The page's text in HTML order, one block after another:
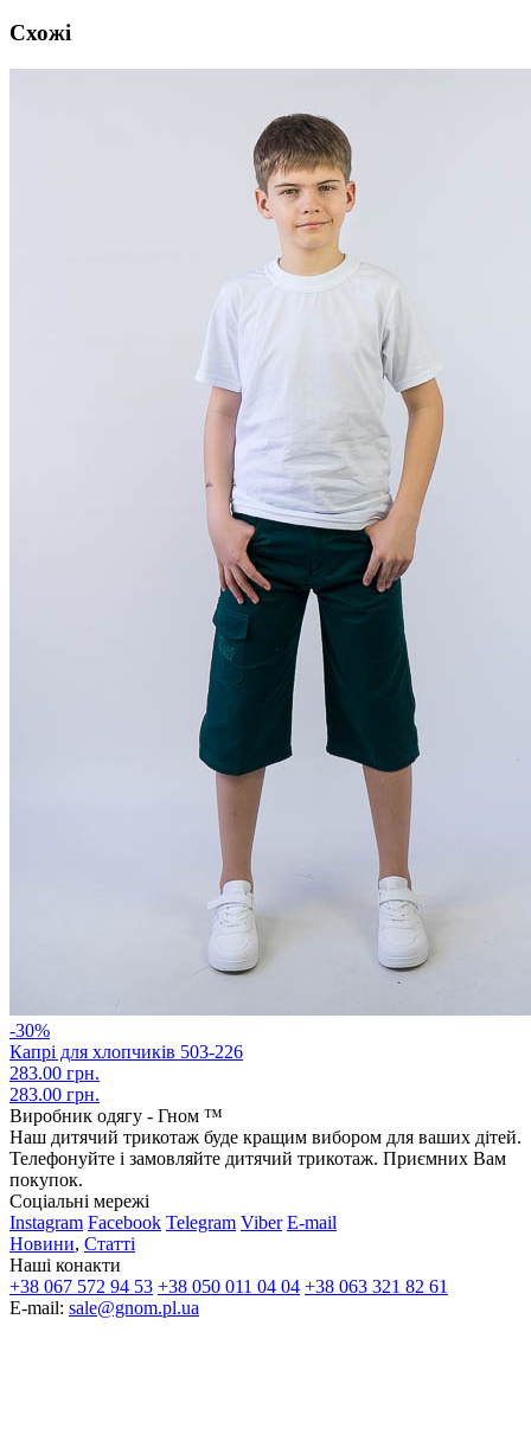
Схожі
-30%
Капрі для хлопчиків 503-226
283.00 грн.
283.00 грн.
Виробник одягу - Гном ™
Наш дитячий трикотаж буде кращим вибором для ваших дітей.
Телефонуйте і замовляйте дитячий трикотаж. Приємних Вам
покупок.
Соціальні мережі
Instagram Facebook Telegram Viber E-mail
Новини, Статті
Наші конакти
+38 067 572 94 53 +38 050 011 04 04 +38 063 321 82 61
E-mail: sale@gnom.pl.ua